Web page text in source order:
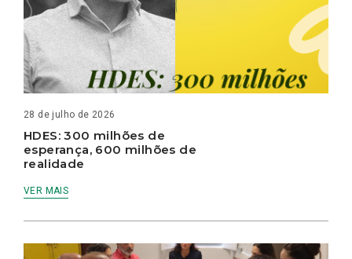
28 de julho de 2026
HDES: 300 milhões de
esperança, 600 milhões de
realidade
VER MAIS